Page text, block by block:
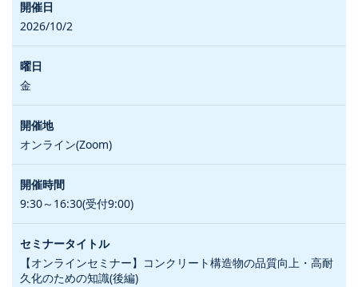
2026/10/2
金
オンライン(Zoom)
9:30～16:30(受付9:00)
【オンラインセミナー】コンクリート構造物の品質向上・高耐
久化のための知識(後編)